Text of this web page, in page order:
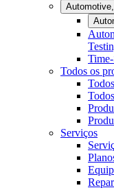
Todos os
Serviços